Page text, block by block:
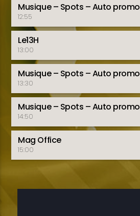
Musique – Spots – Auto promo
12:55
Le13H
13:00
Musique – Spots – Auto promo
13:30
Musique – Spots – Auto promo
14:50
Mag Office
15:00